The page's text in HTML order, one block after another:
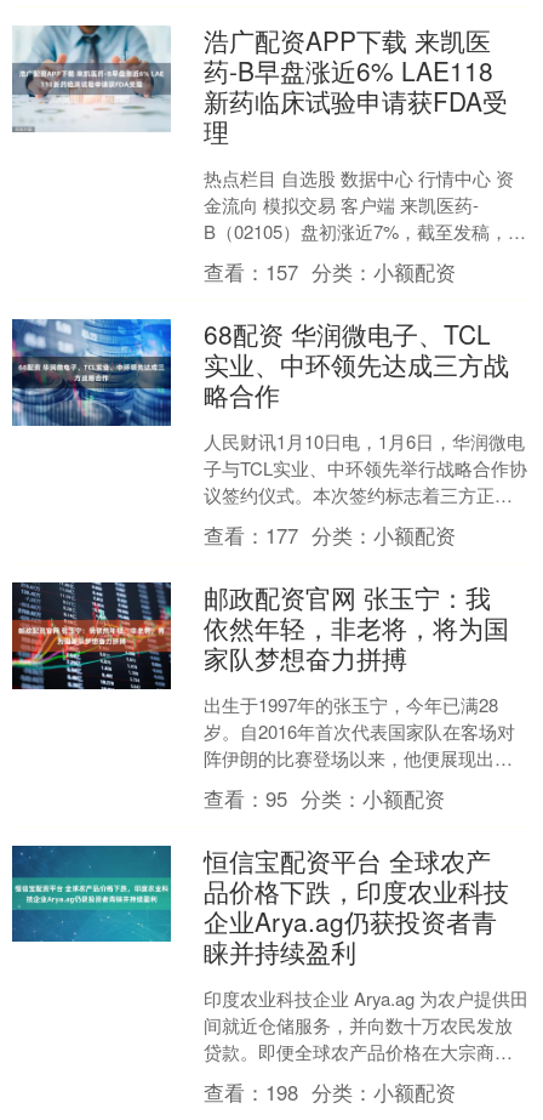
浩广配资APP下载 来凯医
药-B早盘涨近6% LAE118
新药临床试验申请获FDA受
理
热点栏目 自选股 数据中心 行情中心 资
金流向 模拟交易 客户端 来凯医药-
B（02105）盘初涨近7%，截至发稿，股
价上涨5.95%，现报14.24港元，成交....
查看： 157 分类：小额配资
68配资 华润微电子、TCL
实业、中环领先达成三方战
略合作
人民财讯1月10日电，1月6日，华润微电
子与TCL实业、中环领先举行战略合作协
议签约仪式。本次签约标志着三方正式
构建起“材料—器件/方案—终端应用”全链
条协同创....
查看： 177 分类：小额配资
邮政配资官网 张玉宁：我
依然年轻，非老将，将为国
家队梦想奋力拼搏
出生于1997年的张玉宁，今年已满28
岁。自2016年首次代表国家队在客场对
阵伊朗的比赛登场以来，他便展现出强
大的潜力。当年，无论是执教国家队的
高洪波教练，还是....
查看：95 分类：小额配资
恒信宝配资平台 全球农产
品价格下跌，印度农业科技
企业Arya.ag仍获投资者青
睐并持续盈利
印度农业科技企业 Arya.ag 为农户提供田
间就近仓储服务，并向数十万农民发放
贷款。即便全球农产品价格在大宗商品
市场震荡中持续走低，该企业依旧斩获
投资者青睐，....
查看： 198 分类：小额配资